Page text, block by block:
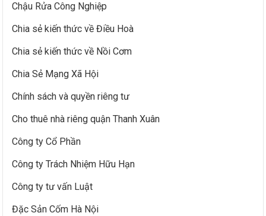
Chậu Rửa Công Nghiệp
Chia sẻ kiến thức về Điều Hoà
Chia sẻ kiến thức về Nồi Cơm
Chia Sẻ Mạng Xã Hội
Chính sách và quyền riêng tư
Cho thuê nhà riêng quận Thanh Xuân
Công ty Cổ Phần
Công ty Trách Nhiệm Hữu Hạn
Công ty tư vấn Luật
Đặc Sản Cốm Hà Nội